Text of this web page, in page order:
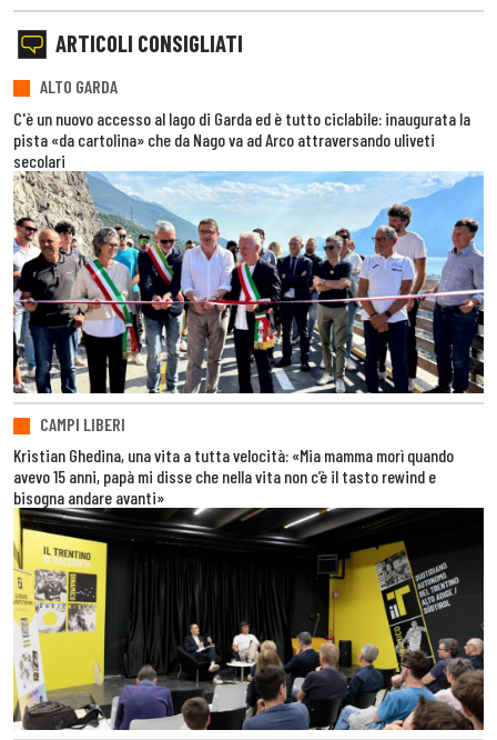
ARTICOLI CONSIGLIATI
ALTO GARDA
C'è un nuovo accesso al lago di Garda ed è tutto ciclabile: inaugurata la
pista «da cartolina» che da Nago va ad Arco attraversando uliveti
secolari
CAMPI LIBERI
Kristian Ghedina, una vita a tutta velocità: «Mia mamma morì quando
avevo 15 anni, papà mi disse che nella vita non c’è il tasto rewind e
bisogna andare avanti»